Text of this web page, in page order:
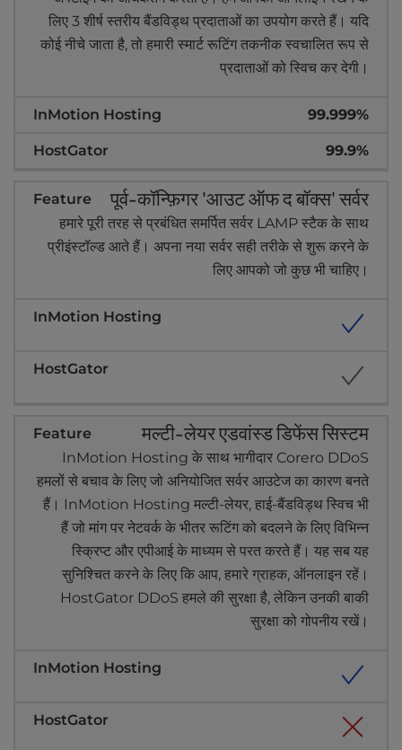
लिए 3 शीर्ष स्तरीय बैंडविड्थ प्रदाताओं का उपयोग करते हैं। यदि
कोई नीचे जाता है, तो हमारी स्मार्ट रूटिंग तकनीक स्वचालित रूप से
प्रदाताओं को स्विच कर देगी।
99.999%
99.9%
पूर्व-कॉन्फ़िगर 'आउट ऑफ द बॉक्स' सर्वर
हमारे पूरी तरह से प्रबंधित समर्पित सर्वर LAMP स्टैक के साथ
प्रीइंस्टॉल्ड आते हैं। अपना नया सर्वर सही तरीके से शुरू करने के
लिए आपको जो कुछ भी चाहिए।
मल्टी-लेयर एडवांस्ड डिफेंस सिस्टम
InMotion Hosting के साथ भागीदार Corero DDoS
हमलों से बचाव के लिए जो अनियोजित सर्वर आउटेज का कारण बनते
हैं। InMotion Hosting मल्टी-लेयर, हाई-बैंडविड्थ स्विच भी
हैं जो मांग पर नेटवर्क के भीतर रूटिंग को बदलने के लिए विभिन्न
स्क्रिप्ट और एपीआई के माध्यम से परत करते हैं। यह सब यह
सुनिश्चित करने के लिए कि आप, हमारे ग्राहक, ऑनलाइन रहें।
HostGator DDoS हमले की सुरक्षा है, लेकिन उनकी बाकी
सुरक्षा को गोपनीय रखें।